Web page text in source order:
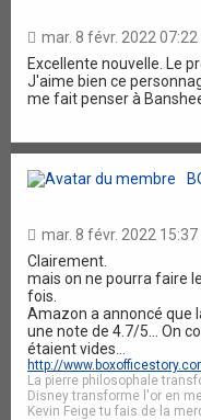
mar. 8 févr. 2022 07:22
Excellente nouvelle. Le
J'aime bien ce
me fait penser à
mar. 8 févr. 2022 15:37
Clairement.
mais on ne pourra faire
fois.
Amazon a annoncé que
une note de 4.7/5... On
étaient vides...
http://
La pierre philosophale
Disney transforme l'or en
Kevin Feige tu fais de la